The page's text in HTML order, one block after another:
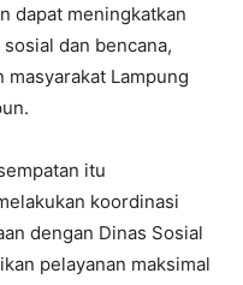
dapat meningkatkan
dan bencana,
Lampung
itu
koordinasi
dengan Dinas Sosial
pelayanan maksimal